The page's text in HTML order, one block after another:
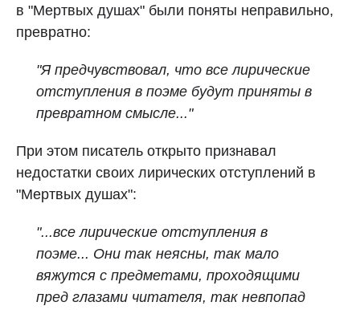
в "Мертвых душах" были поняты неправильно,
превратно:
"Я предчувствовал, что все лирические
отступления в поэме будут приняты в
превратном смысле..."
При этом писатель открыто признавал
недостатки своих лирических отступлений в
"Мертвых душах":
"...все лирические отступления в
поэме... Они так неясны, так мало
вяжутся с предметами, проходящими
пред глазами читателя, так невпопад